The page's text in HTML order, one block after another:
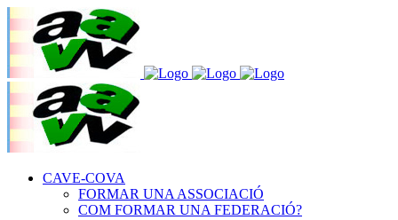
CAVE-COVA
FORMAR UNA ASSOCIACIÓ
COM FORMAR UNA FEDERACIÓ?